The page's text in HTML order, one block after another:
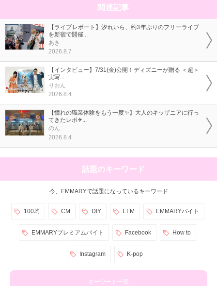
関連記事
【ライブレポート】汐れいら、約3年ぶりのフリーライブ
を新宿で開催...
あき
2026.8.7
【インタビュー】7/31(金)公開！ディズニーが贈る ＜超＞
実写...
りおん
2026.8.4
【憧れの職業体験をもう一度✨】大人のキッザニアに行っ
てきたレポ✈...
のん
2026.8.4
話題のキーワード
今、EMMARYで話題になっているキーワード
100均 CM DIY EFM EMMARYバイト
EMMARYプレミアムバイト Facebook How to
Instagram K-pop
キーワード一覧